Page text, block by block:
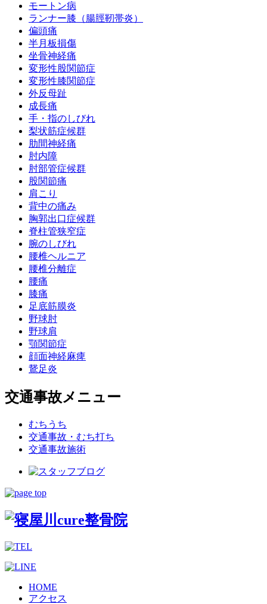
モートン病
ランナー膝（腸脛靭帯炎）
偏頭痛
半月板損傷
坐骨神経痛
変形性股関節症
変形性膝関節症
外反母趾
成長痛
手・指のしびれ
梨状筋症候群
肋間神経痛
肘内障
肘部管症候群
股関節痛
肩こり
背中の痛み
胸郭出口症候群
脊柱管狭窄症
腕のしびれ
腰椎ヘルニア
腰椎分離症
腰痛
膝痛
足底筋膜炎
野球肘
野球肩
顎関節症
顔面神経麻痺
鵞足炎
交通事故メニュー
むちうち
交通事故・むち打ち
交通事故施術
HOME
アクセス